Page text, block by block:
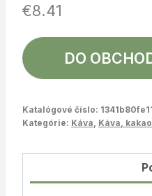
€8.41
DO
Katalógové číslo:
Kategórie: Káva Káva,